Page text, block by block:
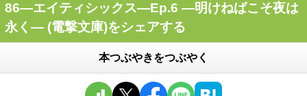
86―エイティシックス―Ep.6 ―明けねばこそ夜は
永く― (電撃文庫)をシェアする
本つぶやきをつぶやく